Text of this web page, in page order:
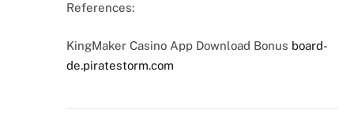
References:
KingMaker Casino App Download Bonus board-
de.piratestorm.com